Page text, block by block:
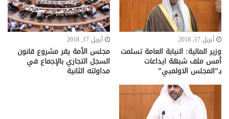
أبريل 17, 2018
وزير المالية: النيابة العامة تسلمت
أمس ملف شبهة ايداعات
بـ”المجلس الاولمبي”
أبريل 17, 2018
مجلس الأمة يقر مشروع قانون
السجل التجاري بالإجماع في
مداولته الثانية